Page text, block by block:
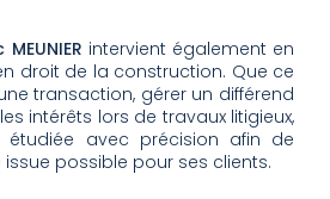
MEUNIER intervient également en
droit de la construction. Que ce
transaction, gérer un différend
intérêts lors de travaux litigieux,
étudiée avec précision afin de
possible pour ses clients.